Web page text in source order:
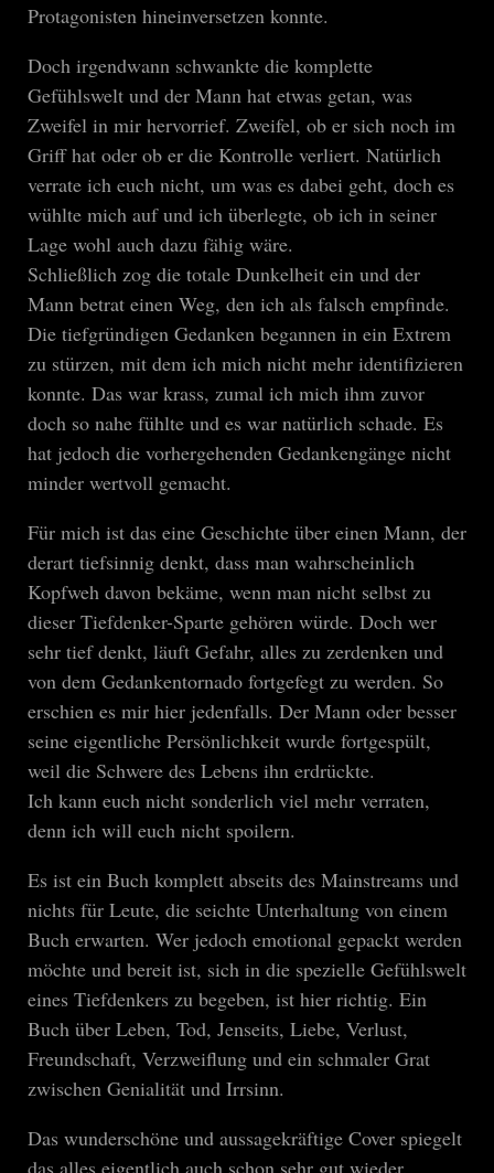
Protagonisten hineinversetzen konnte.
Doch irgendwann schwankte die komplette
Gefühlswelt und der Mann hat etwas getan, was
Zweifel in mir hervorrief. Zweifel, ob er sich noch im
Griff hat oder ob er die Kontrolle verliert. Natürlich
verrate ich euch nicht, um was es dabei geht, doch es
wühlte mich auf und ich überlegte, ob ich in seiner
Lage wohl auch dazu fähig wäre.
Schließlich zog die totale Dunkelheit ein und der
Mann betrat einen Weg, den ich als falsch empfinde.
Die tiefgründigen Gedanken begannen in ein Extrem
zu stürzen, mit dem ich mich nicht mehr identifizieren
konnte. Das war krass, zumal ich mich ihm zuvor
doch so nahe fühlte und es war natürlich schade. Es
hat jedoch die vorhergehenden Gedankengänge nicht
minder wertvoll gemacht.
Für mich ist das eine Geschichte über einen Mann, der
derart tiefsinnig denkt, dass man wahrscheinlich
Kopfweh davon bekäme, wenn man nicht selbst zu
dieser Tiefdenker-Sparte gehören würde. Doch wer
sehr tief denkt, läuft Gefahr, alles zu zerdenken und
von dem Gedankentornado fortgefegt zu werden. So
erschien es mir hier jedenfalls. Der Mann oder besser
seine eigentliche Persönlichkeit wurde fortgespült,
weil die Schwere des Lebens ihn erdrückte.
Ich kann euch nicht sonderlich viel mehr verraten,
denn ich will euch nicht spoilern.
Es ist ein Buch komplett abseits des Mainstreams und
nichts für Leute, die seichte Unterhaltung von einem
Buch erwarten. Wer jedoch emotional gepackt werden
möchte und bereit ist, sich in die spezielle Gefühlswelt
eines Tiefdenkers zu begeben, ist hier richtig. Ein
Buch über Leben, Tod, Jenseits, Liebe, Verlust,
Freundschaft, Verzweiflung und ein schmaler Grat
zwischen Genialität und Irrsinn.
Das wunderschöne und aussagekräftige Cover spiegelt
das alles eigentlich auch schon sehr gut wieder.